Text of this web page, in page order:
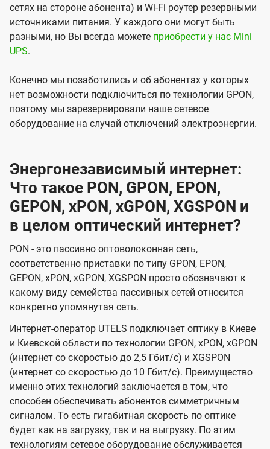
сетях на стороне абонента) и Wi-Fi роутер резервными
источниками питания. У каждого они могут быть
разными, но Вы всегда можете приобрести у нас Mini
UPS.
Конечно мы позаботились и об абонентах у которых
нет возможности подключиться по технологии GPON,
поэтому мы зарезервировали наше сетевое
оборудование на случай отключений электроэнергии.
Энергонезависимый интернет:
Что такое PON, GPON, EPON,
GEPON, xPON, xGPON, XGSPON и
в целом оптический интернет?
PON - это пассивно оптоволоконная сеть,
соответственно приставки по типу GPON, EPON,
GEPON, xPON, xGPON, XGSPON просто обозначают к
какому виду семейства пассивных сетей относится
конкретно упомянутая сеть.
Интернет-оператор UTELS подключает оптику в Киеве
и Киевской области по технологии GPON, xPON, xGPON
(интернет со скоростью до 2,5 Гбит/с) и XGSPON
(интернет со скоростью до 10 Гбит/с). Преимущество
именно этих технологий заключается в том, что
способен обеспечивать абонентов симметричным
сигналом. То есть гигабитная скорость по оптике
будет как на загрузку, так и на выгрузку. По этим
технологиям сетевое оборудование обслуживается